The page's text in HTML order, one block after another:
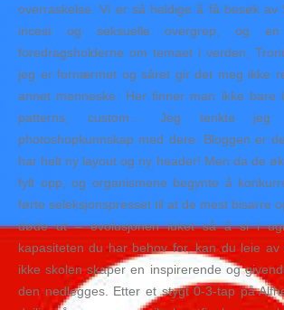
overraskelse. Vi er så heldige å få besøk av
incest og seksuelle overgrep, og
foredragsholderne om temaet i verden,
jeg er fornærmet og såret gir det meg ikke
annet menneske. Her finner man ikke bare
patterns, custom… Jeg tenkte
photoshopkunnskap med dere. Bloggen er
har helt ny layout og ny header! Men da de
fylt opp, og organismene begynte å
førte seleksjonspresset til at de mest bisarre
døde ut – evolusjonen luket så å si i
kapasiteten du har behov for, kan du leie av
ikke skolen skaper en inspirerende og
den nedlegges. Etter et stygt 0-3-tap på